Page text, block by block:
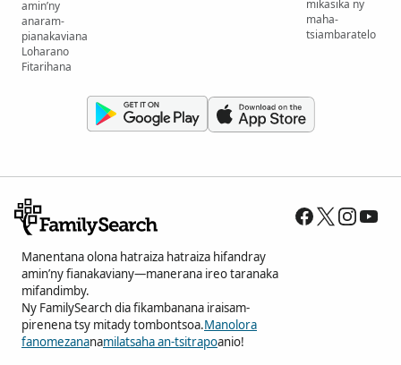
amin’ny
anaram-
pianakaviana
Loharano
Fitarihana
mikasika ny
maha-
tsiambaratelo
Manentana olona hatraiza hatraiza hifandray
amin’ny fianakaviany—manerana ireo taranaka
mifandimby.
Ny FamilySearch dia fikambanana iraisam-
pirenena tsy mitady tombontsoa.Manolora
fanomezananamilatsaha an-tsitrapoanio!